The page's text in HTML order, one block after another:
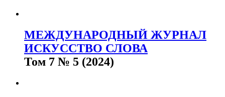
МЕЖДУНАРОДНЫЙ ЖУРНАЛ
ИСКУССТВО СЛОВА
Том 7 № 5 (2024)